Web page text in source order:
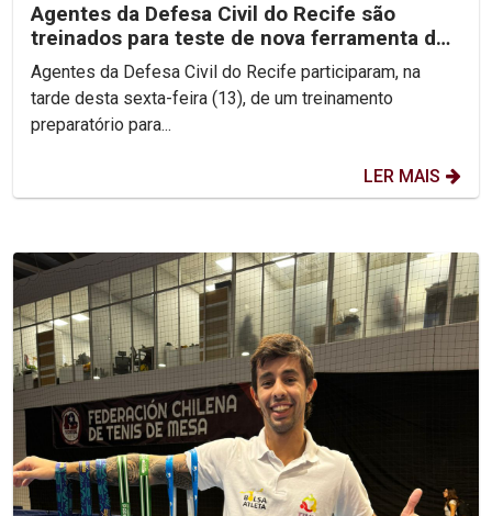
Agentes da Defesa Civil do Recife são
treinados para teste de nova ferramenta de
alerta de desastres
Agentes da Defesa Civil do Recife participaram, na
tarde desta sexta-feira (13), de um treinamento
preparatório para...
LER MAIS